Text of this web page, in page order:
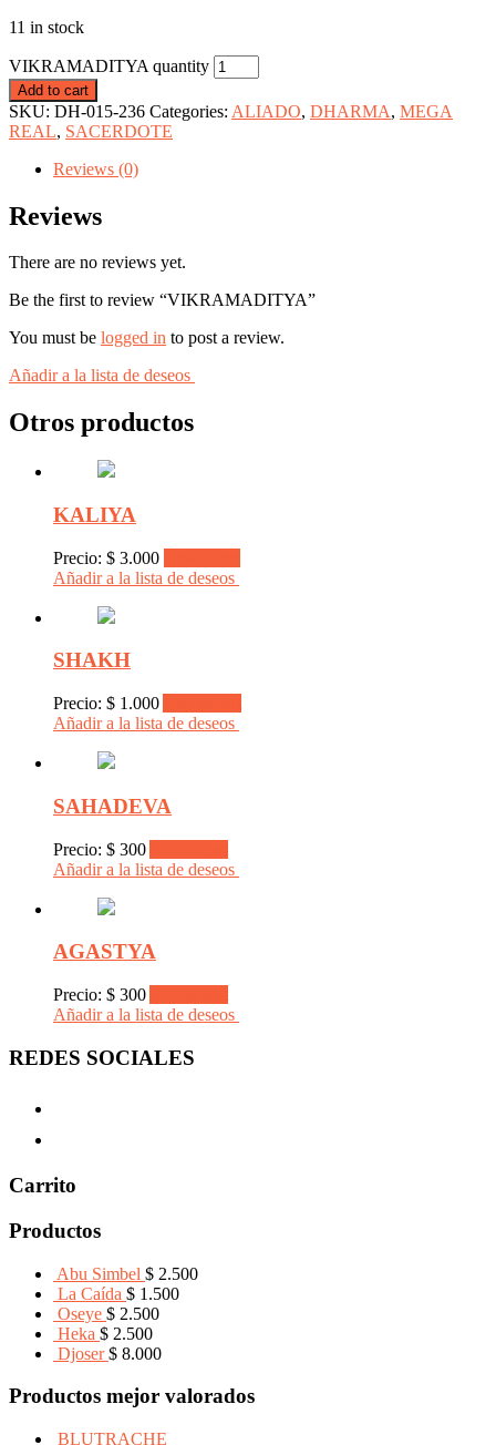
11 in stock
VIKRAMADITYA quantity
Add to cart
SKU: DH-015-236 Categories: ALIADO, DHARMA, MEGA
REAL, SACERDOTE
Reviews (0)
Reviews
There are no reviews yet.
Be the first to review “VIKRAMADITYA”
You must be logged in to post a review.
Añadir a la lista de deseos
Otros productos
KALIYA
Precio: $ 3.000
Añadir a la lista de deseos
SHAKH
Precio: $ 1.000
Añadir a la lista de deseos
SAHADEVA
Precio: $ 300
Añadir a la lista de deseos
AGASTYA
Precio: $ 300
Añadir a la lista de deseos
REDES SOCIALES
Carrito
Productos
Abu Simbel $ 2.500
La Caída $ 1.500
Oseye $ 2.500
Heka $ 2.500
Djoser $ 8.000
Productos mejor valorados
BLUTRACHE